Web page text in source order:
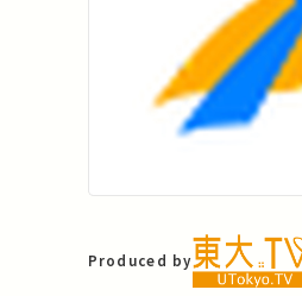
Produced by